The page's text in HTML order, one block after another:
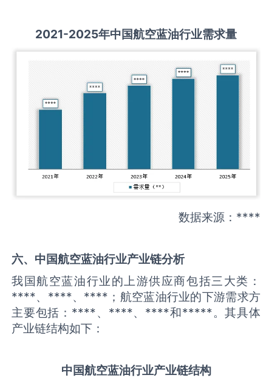
2021-2025年中国航空蓝油行业需求量
数据来源：****
六、中国航空蓝油行业产业链分析
我国航空蓝油行业的上游供应商包括三大类：
****、****、****；航空蓝油行业的下游需求方
主要包括：****、****、****和*****。其具体
产业链结构如下：
中国航空蓝油行业产业链结构